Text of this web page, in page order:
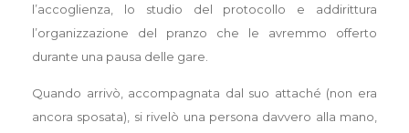
l’accoglienza, lo studio del protocollo e addirittura
l’organizzazione del pranzo che le avremmo offerto
durante una pausa delle gare.
Quando arrivò, accompagnata dal suo attaché (non era
ancora sposata), si rivelò una persona davvero alla mano,